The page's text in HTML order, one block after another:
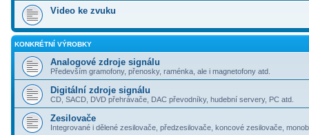
Video ke zvuku
KONKRÉTNÍ VÝROBKY
Analogové zdroje signálu
Především gramofony, přenosky, raménka, ale i magnetofony atd.
Digitální zdroje signálu
CD, SACD, DVD přehrávače, DAC převodníky, hudební servery, PC atd.
Zesilovače
Integrované i dělené zesilovače, předzesilovače, koncové zesilovače,